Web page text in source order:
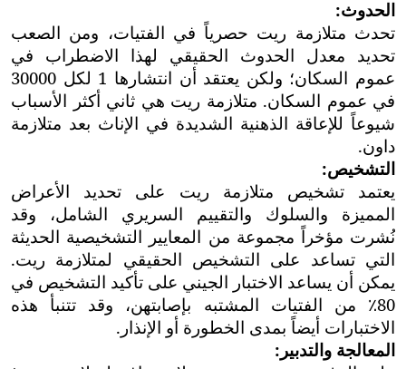
الحدوث:
تحدث متلازمة ريت حصرياً في الفتيات، ومن الصعب
تحديد معدل الحدوث الحقيقي لهذا الاضطراب في
عموم السكان؛ ولكن يعتقد أن انتشارها 1 لكل 30000
في عموم السكان. متلازمة ريت هي ثاني أكثر الأسباب
شيوعاً للإعاقة الذهنية الشديدة في الإناث بعد متلازمة
داون.
التشخيص:
يعتمد تشخيص متلازمة ريت على تحديد الأعراض
المميزة والسلوك والتقييم السريري الشامل، وقد
نُشرت مؤخراً مجموعة من المعايير التشخيصية الحديثة
التي تساعد على التشخيص الحقيقي لمتلازمة ريت.
يمكن أن يساعد الاختبار الجيني على تأكيد التشخيص في
80٪ من الفتيات المشتبه بإصابتهن، وقد تتنبأ هذه
الاختبارات أيضاً بمدى الخطورة أو الإنذار.
المعالجة والتدبير: